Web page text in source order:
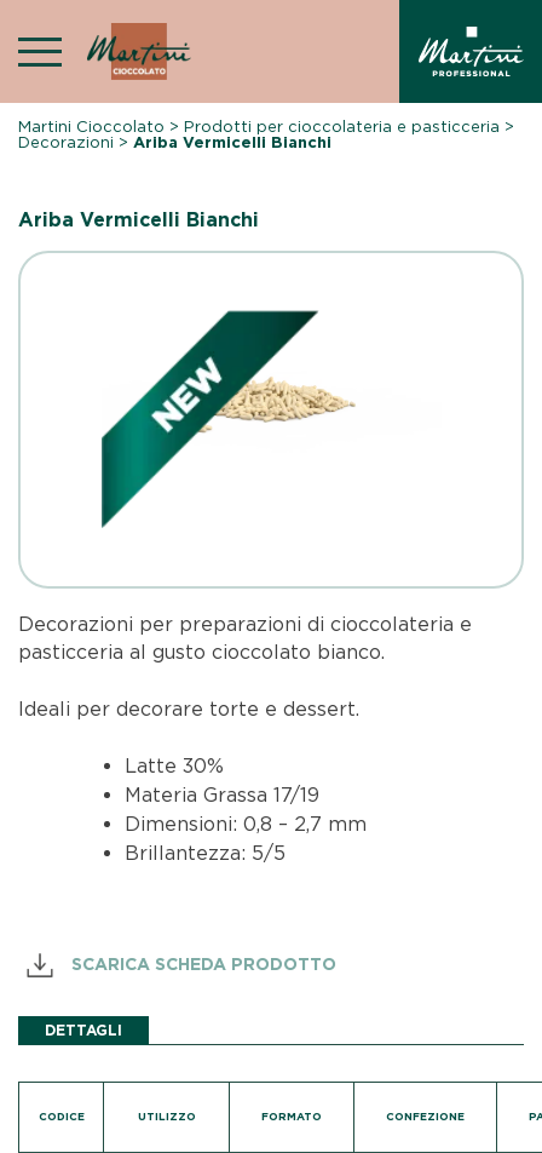
content
Martini Cioccolato >Prodotti per cioccolateria e pasticceria >
Decorazioni >Ariba Vermicelli Bianchi
Ariba Vermicelli Bianchi
Decorazioni per preparazioni di cioccolateria e
pasticceria al gusto cioccolato bianco.
Ideali per decorare torte e dessert.
Latte 30%
Materia Grassa 17/19
Dimensioni: 0,8 – 2,7 mm
Brillantezza: 5/5
SCARICA SCHEDA PRODOTTO
DETTAGLI
CODICE UTILIZZO FORMATO CONFEZIONE